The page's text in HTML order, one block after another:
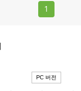
1
PC 버전